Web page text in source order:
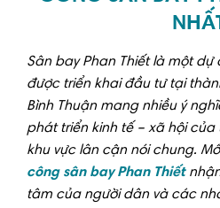
Sân bay Phan Thiết là một
được triển khai đầu tư tại
Bình Thuận mang nhiều ý
phát triển kinh tế – xã hội của
khu vực lân cận nói chung.
công sân bay Phan Thiết
tâm của người dân và các